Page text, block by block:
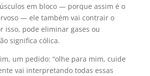
em bloco — porque assim é o
— ele também vai contrair o
isso, pode eliminar gases ou
significa cólica.
um pedido: “olhe para mim, cuide
vai interpretando todas essas